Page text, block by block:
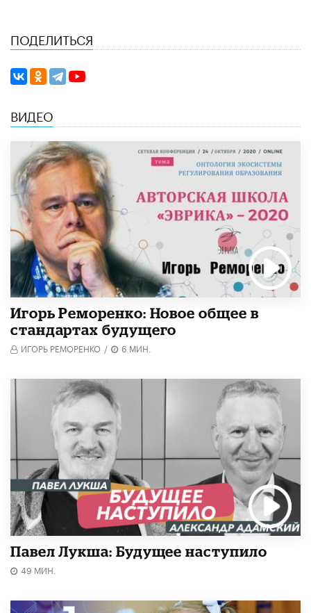
ПОДЕЛИТЬСЯ
ВИДЕО
Игорь Реморенко: Новое общее в
стандартах будущего
ИГОРЬ РЕМОРЕНКО / 6 МИН.
Павел Лукша: Будущее наступило
49 МИН.